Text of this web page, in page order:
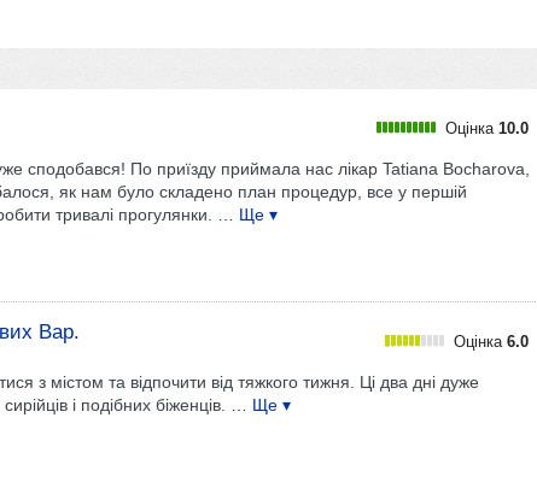
Оцінка 10.0
сподобався! По приїзду приймала нас лікар Tatiana Bocharova,
як нам було складено план процедур, все у першій
тривалі прогулянки.
… Ще ▾
Вар. Оцінка 6.0
з містом та відпочити від тяжкого тижня. Ці два дні дуже
і подібних біженців.
… Ще ▾